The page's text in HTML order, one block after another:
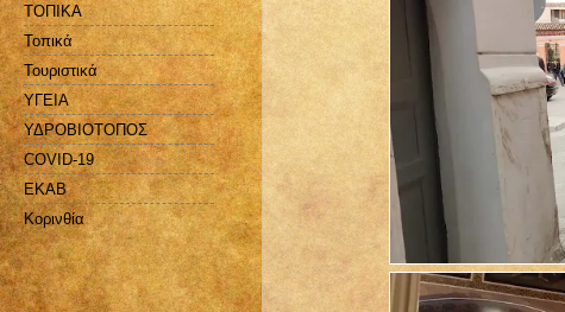
ΤΟΠΙΚΑ
Τοπικά
Τουριστικά
ΥΓΕΙΑ
ΥΔΡΟΒΙΟΤΟΠΟΣ
COVID-19
EKAB
Kορινθία